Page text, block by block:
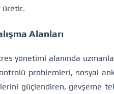
üretir.
Alanları
yönetimi alanında
problemleri, sosyal
güçlendiren, gevşeme